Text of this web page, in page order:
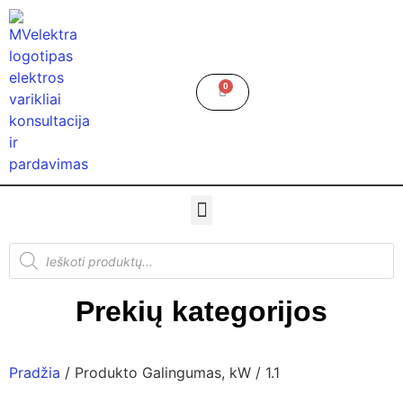
0
Prekių kategorijos
Pradžia / Produkto Galingumas, kW / 1.1